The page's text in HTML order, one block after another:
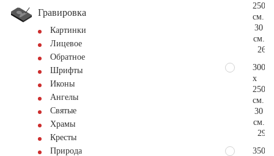
Гравировка
Картинки
Лицевое
Обратное
Шрифты
Иконы
Ангелы
Святые
Храмы
Кресты
Природа
250
см.
30
см.
300
x
250
см.
30
см.
350